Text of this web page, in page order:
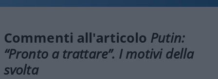
Commenti all'articolo Putin:
“Pronto a trattare”. I motivi della
svolta